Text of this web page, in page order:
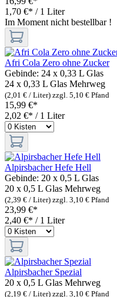
1,70 €* / 1 Liter
Im Moment nicht bestellbar !
Afri Cola Zero ohne Zucker
Gebinde: 24 x 0,33 L Glas
24 x 0,33 L Glas Mehrweg
(2,01 € / Liter) zzgl. 5,10 € Pfand
15,99 €*
2,02 €* / 1 Liter
Alpirsbacher Hefe Hell
Gebinde: 20 x 0,5 L Glas
20 x 0,5 L Glas Mehrweg
(2,39 € / Liter) zzgl. 3,10 € Pfand
23,99 €*
2,40 €* / 1 Liter
Alpirsbacher Spezial
20 x 0,5 L Glas Mehrweg
(2,19 € / Liter) zzgl. 3,10 € Pfand